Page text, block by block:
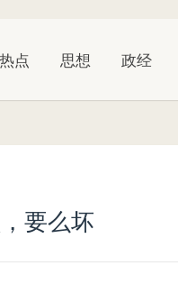
热点 思想 政经
要么坏